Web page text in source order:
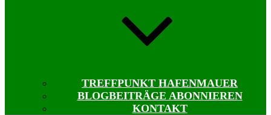
TREFFPUNKT HAFENMAUER
BLOGBEITRÄGE ABONNIEREN
KONTAKT